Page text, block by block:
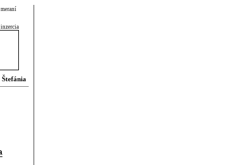
inzercia
Štefánia